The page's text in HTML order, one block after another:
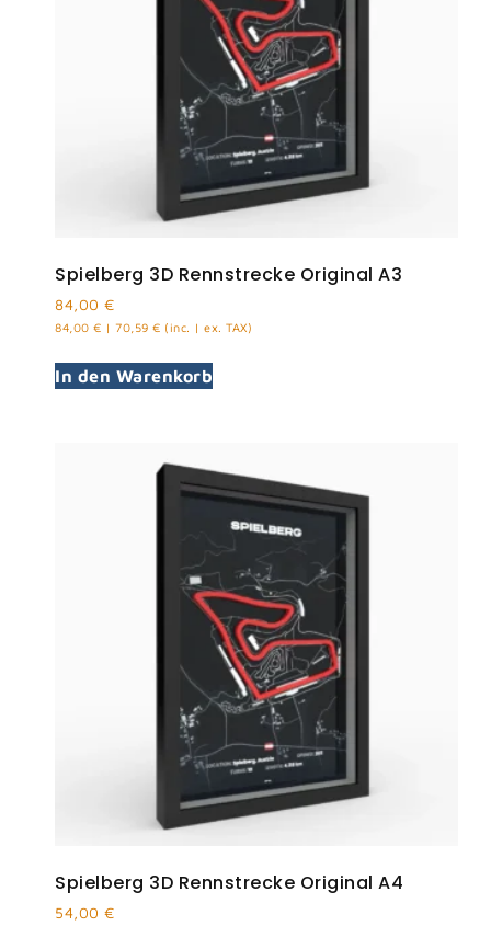
Spielberg 3D Rennstrecke Original A3
84,00 €
84,00 € | 70,59 € (inc. | ex. TAX)
In den Warenkorb
Spielberg 3D Rennstrecke Original A4
54,00 €